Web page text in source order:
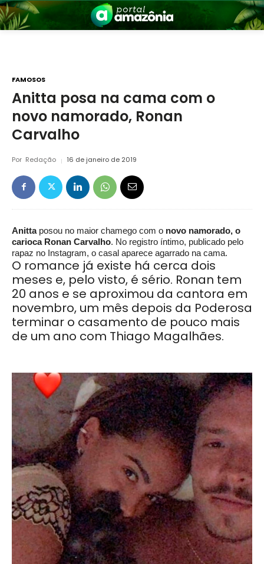
Amazônia
FAMOSOS
Anitta posa na cama com o
novo namorado, Ronan
Carvalho
Por Redação 16 de janeiro de 2019
Anitta posou no maior chamego com o novo namorado, o
carioca Ronan Carvalho. No registro íntimo, publicado pelo
rapaz no Instagram, o casal aparece agarrado na cama.
O romance já existe há cerca dois
meses e, pelo visto, é sério. Ronan tem
20 anos e se aproximou da cantora em
novembro, um mês depois da Poderosa
terminar o casamento de pouco mais
de um ano com Thiago Magalhães.